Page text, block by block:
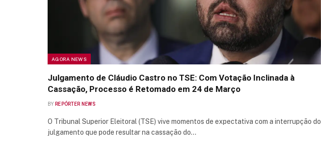
AGORA NEWS
Julgamento de Cláudio Castro no TSE: Com Votação Inclinada à
Cassação, Processo é Retomado em 24 de Março
BY REPÓRTER NEWS
O Tribunal Superior Eleitoral (TSE) vive momentos de expectativa com a interrupção do
julgamento que pode resultar na cassação do…